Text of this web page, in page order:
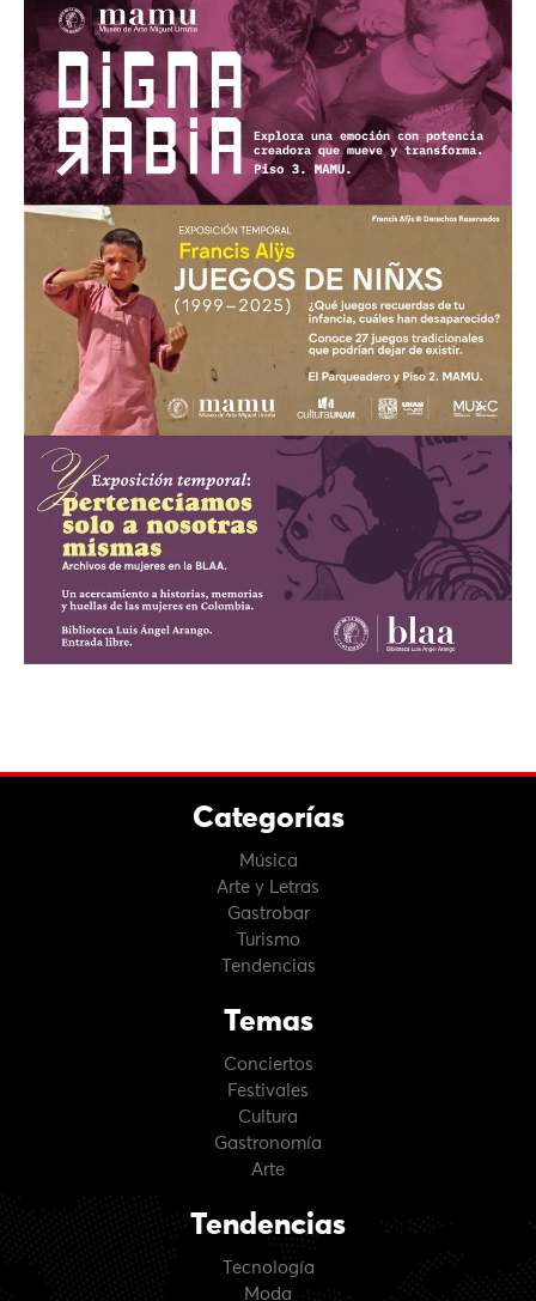
Categorías
Música
Arte y Letras
Gastrobar
Turismo
Tendencias
Temas
Conciertos
Festivales
Cultura
Gastronomía
Arte
Tendencias
Tecnología
Moda